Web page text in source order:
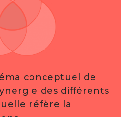
conceptuel de
des différents
réfère la